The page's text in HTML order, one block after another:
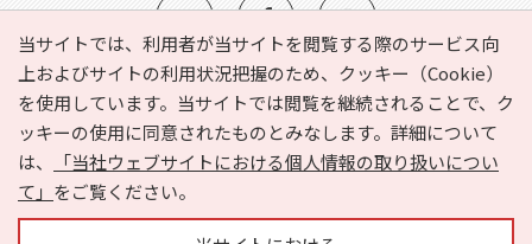
当サイトでは、利用者が当サイトを閲覧する際のサービス向
上およびサイトの利用状況把握のため、クッキー（Cookie）
を使用しています。当サイトでは閲覧を継続されることで、ク
ッキーの使用に同意されたものとみなします。詳細について
は、
「当社ウェブサイトにおける個人情報の取り扱いについ
て」 をご覧ください。
e-NAVITA（イーナビタ）とは？ お気に入り
ヘルプ
利用規約
個人情報の取り扱いについて
運営会社
サイトマップ
広告掲載に関するお問い合わせ